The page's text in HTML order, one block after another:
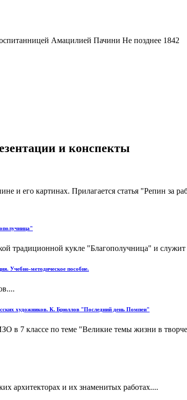
Амацилией Пачини Не позднее 1842
и конспекты
и его картинах. Прилагается статья "Репин за
традиционной кукле "Благополучница" и
Учебно-методическое пособие.
художников. К. Брюллов "Последний день Помпеи"
в 7 классе по теме "Великие темы жизни в
архитекторах и их знаменитых работах....